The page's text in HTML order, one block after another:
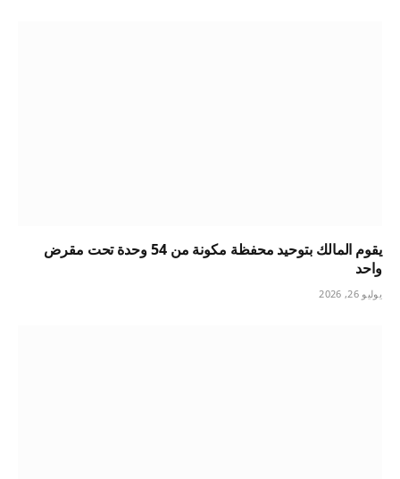
يقوم المالك بتوحيد محفظة مكونة من 54 وحدة تحت مقرض
واحد
يوليو 26, 2026